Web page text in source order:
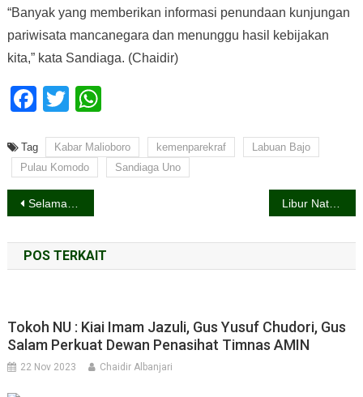
“Banyak yang memberikan informasi penundaan kunjungan
pariwisata mancanegara dan menunggu hasil kebijakan
kita,” kata Sandiaga. (Chaidir)
Facebook
Twitter
Tag Kabar Malioboro kemenparekraf
Labuan Bajo
Pulau Komodo
Sandiaga Uno
Navigasi
pos
Selama 2022, KNKT Investigasi 49 Kecelakaan Moda Transportasi Libur Nataru Angkutan Barang Dibatasi, Begini Aturannya
POS TERKAIT
Tokoh NU : Kiai Imam Jazuli, Gus Yusuf Chudori, Gus
Salam Perkuat Dewan Penasihat Timnas AMIN
22 Nov 2023 Chaidir Albanjari